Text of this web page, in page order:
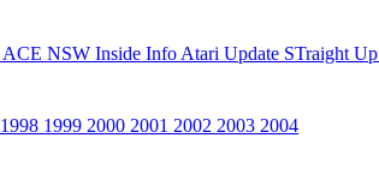
ACE NSW Inside Info Atari Update STraight Up
1998 1999 2000 2001 2002 2003 2004